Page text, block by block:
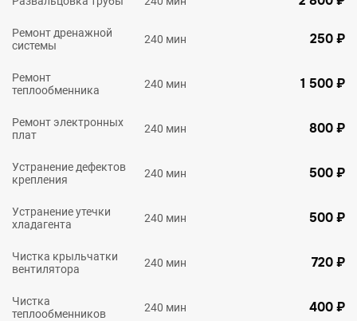
Ремонт дренажной
системы
240 мин 250 ₽
Ремонт
теплообменника
240 мин 1 500 ₽
Ремонт электронных
плат
240 мин 800 ₽
Устранение дефектов
крепления
240 мин 500 ₽
Устранение утечки
хладагента
240 мин 500 ₽
Чистка крыльчатки
вентилятора
240 мин 720 ₽
Чистка
теплообменников
240 мин 400 ₽